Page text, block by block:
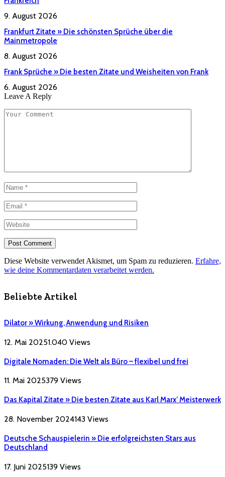
9. August 2026
Frankfurt Zitate » Die schönsten Sprüche über die
Mainmetropole
8. August 2026
Frank Sprüche » Die besten Zitate und Weisheiten von Frank
6. August 2026
Leave A Reply
Diese Website verwendet Akismet, um Spam zu reduzieren. Erfahre,
wie deine Kommentardaten verarbeitet werden.
Beliebte Artikel
Dilator » Wirkung, Anwendung und Risiken
12. Mai 20251.040 Views
Digitale Nomaden: Die Welt als Büro – flexibel und frei
11. Mai 2025379 Views
Das Kapital Zitate » Die besten Zitate aus Karl Marx’ Meisterwerk
28. November 2024143 Views
Deutsche Schauspielerin » Die erfolgreichsten Stars aus
Deutschland
17. Juni 2025139 Views